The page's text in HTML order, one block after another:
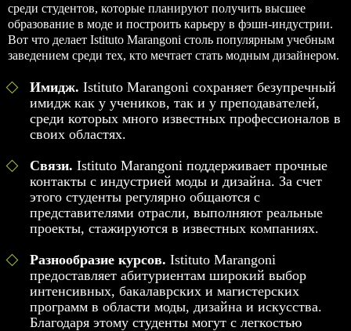
среди студентов, которые планируют получить высшее
образование в моде и построить карьеру в фэшн-индустрии.
Вот что делает Istituto Marangoni столь популярным учебным
заведением среди тех, кто мечтает стать модным дизайнером.
Имидж. Istituto Marangoni сохраняет безупречный
имидж как у учеников, так и у преподавателей,
среди которых много известных профессионалов в
своих областях.
Связи. Istituto Marangoni поддерживает прочные
контакты с индустрией моды и дизайна. За счет
этого студенты регулярно общаются с
представителями отрасли, выполняют реальные
проекты, стажируются в известных компаниях.
Разнообразие курсов. Istituto Marangoni
предоставляет абитуриентам широкий выбор
интенсивных, бакалаврских и магистерских
программ в области моды, дизайна и искусства.
Благодаря этому студенты могут с легкостью